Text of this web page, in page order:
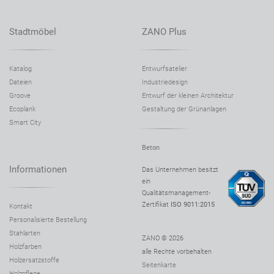
Stadtmöbel
Katalog
Dateien
Groove
Ecoplank
Smart City
ZANO Plus
Entwurfsatelier
Industriedesign
Entwurf der kleinen Architektur
Gestaltung der Grünanlagen
Beton
Informationen
Kontakt
Personalisierte Bestellung
Stahlarten
Holzfarben
Holzersatzstoffe
Das Unternehmen besitzt
ein
Qualitätsmanagement-
Zertifikat ISO 9011:2015
ZANO © 2026
alle Rechte vorbehalten
Seitenkarte